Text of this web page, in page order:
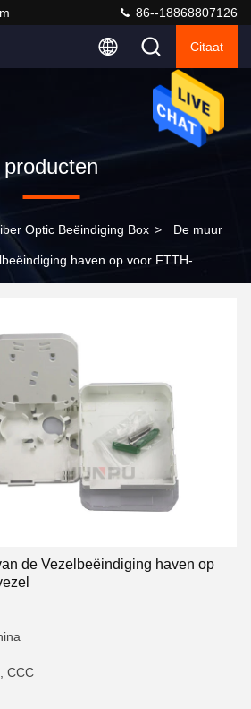
86--18868807126
Citaat
producten
Optic Beëindiging Box > De muur
haven op voor FTTH-
de Vezelbeëindiging haven op
CCC